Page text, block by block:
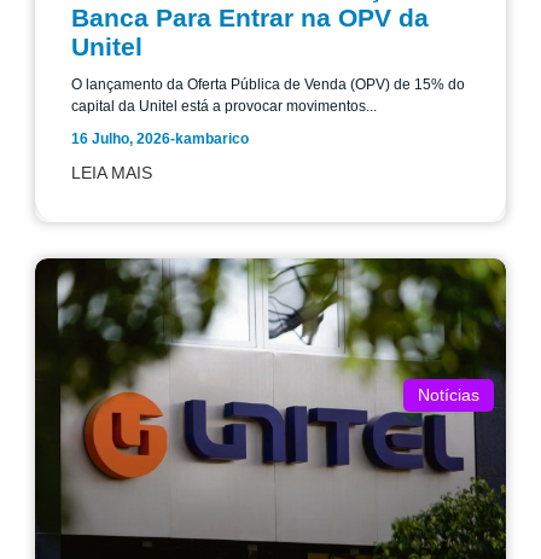
Banca Para Entrar na OPV da
Unitel
O lançamento da Oferta Pública de Venda (OPV) de 15% do
capital da Unitel está a provocar movimentos...
16 Julho, 2026-kambarico
LEIA MAIS
Notícias